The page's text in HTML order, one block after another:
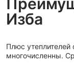
Изба
Плюс утеплителей
многочисленны.